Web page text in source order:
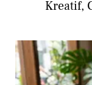
Kreatif,